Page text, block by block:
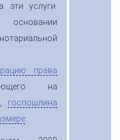
эти услуги
права
на
госпошлина
: